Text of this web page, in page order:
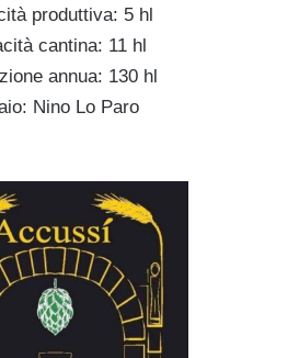
produttiva: 5 hl
cantina: 11 hl
annua: 130 hl
Nino Lo Paro